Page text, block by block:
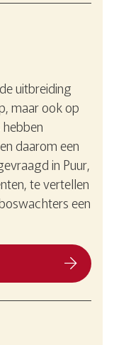
uitbreiding
maar ook op
daarom een
in Puur,
te vertellen
een